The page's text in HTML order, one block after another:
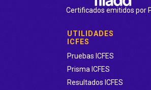
Pago en efectivo : Seleccionando la
Certificados emitidos por
UTILIDADES
ICFES
Pruebas ICFES
Prisma ICFES
Resultados ICFES